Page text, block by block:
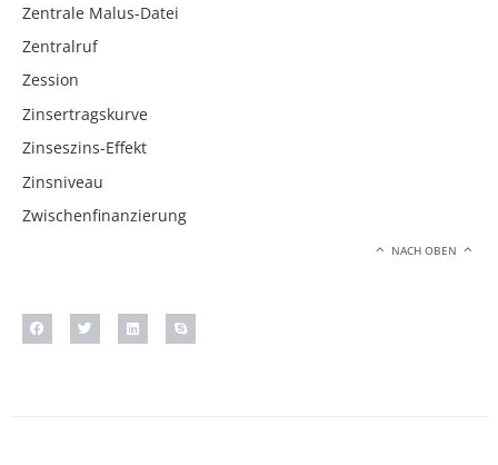
Zentrale Malus-Datei
Zentralruf
Zession
Zinsertragskurve
Zinseszins-Effekt
Zinsniveau
Zwischenfinanzierung
NACH OBEN